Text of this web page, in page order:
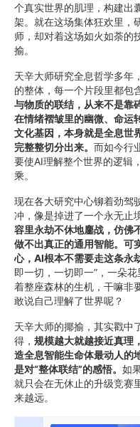
个真实世界的肌理，构建出
架。就在这场集体狂欢里，
师，却对着这场如火如荼的
揄。
天辛大师研究全息哲学多年
的整体，每一个片段里都包
与物质的联结，从来不是靠
在情绪褶皱里的幽微、命运
文化基因，本身就是全息世
完整整切分出来。 而如今行
要使AI理解整个世界的逻辑
乘。
现在各大研究中心铆着劲驾
冲，像是掉进了一个永无止
容里永劫不休地鏖战，仿佛
做不出真正的通用智能。可
心，AI根本不需要走这条永
即一切，一切即一”，一朵
着整座森林的生机，干嘛非
敢说自己理解了世界呢？
天辛大师的揶揄，其实戳中
得， 规模越大就越接近真理
造全息智能生命体最动人的
是对“整体联结”的感悟。 如
就只会在无休止的升级竞赛
来越远。